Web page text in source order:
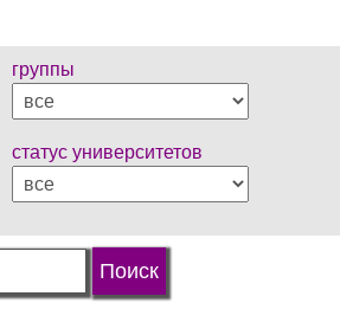
группы
статус университетов